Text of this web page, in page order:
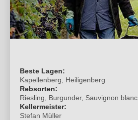
Beste Lagen:
Kapellenberg, Heiligenberg
Rebsorten:
Riesling, Burgunder, Sauvignon blanc
Kellermeister:
Stefan Müller